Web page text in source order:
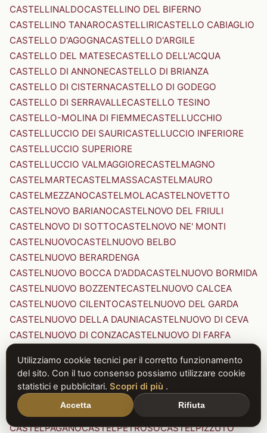
CASTELLINALDOCASTELLINO DEL BIFERNO
CASTELLINO TANAROCASTELLIRICASTELLO CABIAGLIO
CASTELLO D'AGOGNACASTELLO D'ARGILE
CASTELLO DEL MATESECASTELLO DELL'ACQUA
CASTELLO DI ANNONECASTELLO DI BRIANZA
CASTELLO DI CISTERNACASTELLO DI GODEGO
CASTELLO DI SERRAVALLECASTELLO TESINO
CASTELLO-MOLINA DI FIEMMECASTELLUCCHIO
CASTELLUCCIO DEI SAURICASTELLUCCIO INFERIORE
CASTELLUCCIO SUPERIORE
CASTELLUCCIO VALMAGGIORECASTELMAGNO
CASTELMARTECASTELMASSACASTELMAURO
CASTELMEZZANOCASTELMOLACASTELNOVETTO
CASTELNOVO BARIANOCASTELNOVO DEL FRIULI
CASTELNOVO DI SOTTOCASTELNOVO NE' MONTI
CASTELNUOVOCASTELNUOVO BELBO
CASTELNUOVO BERARDENGA
CASTELNUOVO BOCCA D'ADDACASTELNUOVO BORMIDA
CASTELNUOVO BOZZENTECASTELNUOVO CALCEA
CASTELNUOVO CILENTOCASTELNUOVO DEL GARDA
CASTELNUOVO DELLA DAUNIACASTELNUOVO DI CEVA
CASTELNUOVO DI CONZACASTELNUOVO DI FARFA
CASTELNUOVO DI PORTO CASTELNUOVO DON BOSCO
CASTELNUOVO MAGRACASTELNUOVO NIGRA
CASTELNUOVO PARANOCASTELNUOVO RANGONE
CASTELNUOVO SCRIVIA
CASTELNUOVO VAL DI CECINA
CASTELPAGANOCASTELPETROSOCASTELPIZZUTO
Utilizziamo cookie tecnici per il corretto funzionamento
del sito. Con il tuo consenso possiamo utilizzare cookie
statistici e pubblicitari. Scopri di più .
Accetta Rifiuta